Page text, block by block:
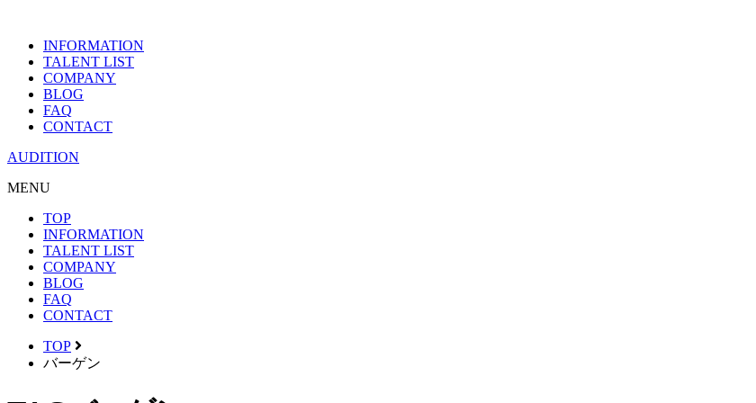
INFORMATION
TALENT LIST
COMPANY
BLOG
FAQ
CONTACT
AUDITION
MENU
TOP
INFORMATION
TALENT LIST
COMPANY
BLOG
FAQ
CONTACT
TOP
バーゲン